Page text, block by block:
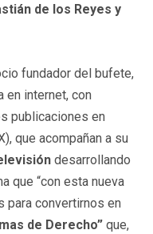
de los Reyes y
fundador del bufete,
en internet, con
publicaciones en
que acompañan a su
desarrollando
que “con esta nueva
para convertirnos en
de Derecho” que,